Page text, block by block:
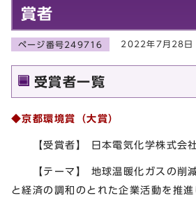
賞者
ページ番号249716 2022年7月28日
受賞者一覧
◆京都環境賞（大賞）
【受賞者】 日本電気化学株式会社
【テーマ】 地球温暖化ガスの削減
と経済の調和のとれた企業活動を推進